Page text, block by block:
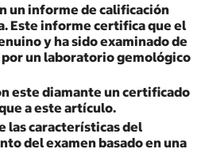
un informe de calificación
Este informe certifica que el
y ha sido examinado de
un laboratorio gemológico
este diamante un certificado
a este artículo.
las características del
del examen basado en una